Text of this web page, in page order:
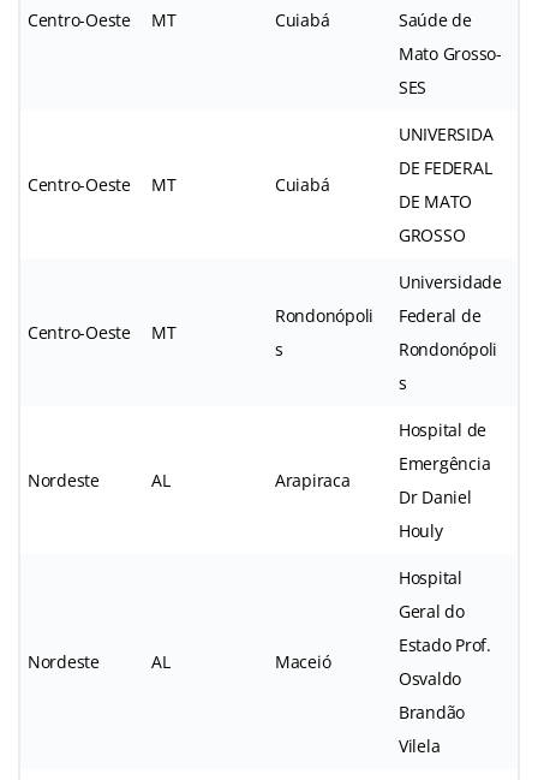
Centro-Oeste MT Cuiabá
Saúde de
Mato Grosso-
SES
Centro-Oeste MT Cuiabá
UNIVERSIDA
DE FEDERAL
DE MATO
GROSSO
Centro-Oeste MT
Rondonópoli
s
Universidade
Federal de
Rondonópoli
s
Nordeste AL Arapiraca
Hospital de
Emergência
Dr Daniel
Houly
Nordeste AL Maceió
Hospital
Geral do
Estado Prof.
Osvaldo
Brandão
Vilela